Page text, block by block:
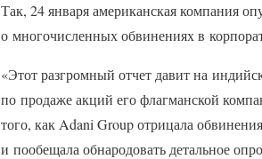
Так, 24 января американская компания
о многочисленных обвинениях в
«Этот разгромный отчет давит на
по продаже акций его флагманской
того, как Adani Group отрицала
и пообещала обнародовать детальное